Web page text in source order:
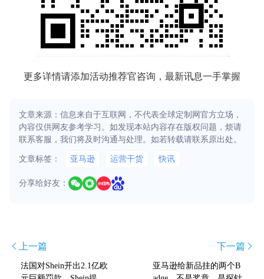
更多详情请添加活动推荐官咨询，最新讯息一手掌握
文章来源：信息来自于互联网，不代表全球定制网官方立场，
内容仅供网友参考学习。如发现本站内容存在版权问题，烦请
联系客服，我们将及时沟通与处理。如若转载请联系原出处。
文章标签： 亚马逊 运营干货 快讯
分享给好友：
上一篇
法国对Shein开出2.1亿欧
下一篇
亚马逊给新品挂的两个B